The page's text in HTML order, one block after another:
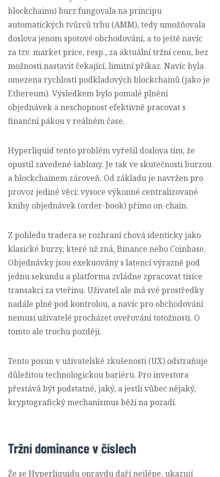
blockchainu) burz fungovala na principu
automatických tvůrců trhu (AMM), tedy umožňovala
doslova jenom spotové obchodování, a to ještě navíc
za tzv. market price, resp., za aktuální tržní cenu, bez
možnosti nastavit čekající, limitní příkaz. Navíc byla
omezena rychlostí podkladových blockchainů (jako je
Ethereum). Výsledkem bylo pomalé plnění
objednávek a neschopnost efektivně pracovat s
finanční pákou v reálném čase.
Hyperliquid tento problém vyřešil doslova tím, že
opustil zavedené šablony. Je tak ve skutečnosti burzou
a blockchainem zároveň. Od základu je navržen pro
provoz jediné věci: vysoce výkonné centralizované
knihy objednávek (order-book) přímo on-chain.
Z pohledu tradera se rozhraní chová identicky jako
klasické burzy, které už zná, Binance nebo Coinbase.
Objednávky jsou exekuovány s latencí výrazně pod
jednu sekundu a platforma zvládne zpracovat tisíce
transakcí za vteřinu. Uživatel ale má své prostředky
nadále plně pod kontrolou, a navíc pro obchodování
nemusí uživatelé procházet oveřování totožnosti. O
tomto ale trochu později.
Tento posun v uživatelské zkušenosti (UX) odstraňuje
důležitou technologickou bariéru. Pro investora
přestává být podstatné, jaký, a jestli vůbec nějaký,
kryptografický mechanismus běží na pozadí.
Tržní dominance v číslech
Že se Hyperliquidu opravdu daří nejlépe, ukazují